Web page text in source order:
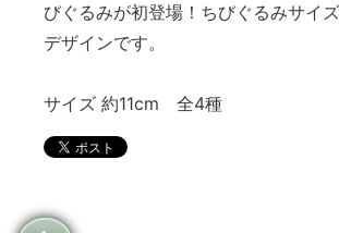
びぐるみが初登場！ちびぐるみサイ
デザインです。
サイズ 約11cm 全4種